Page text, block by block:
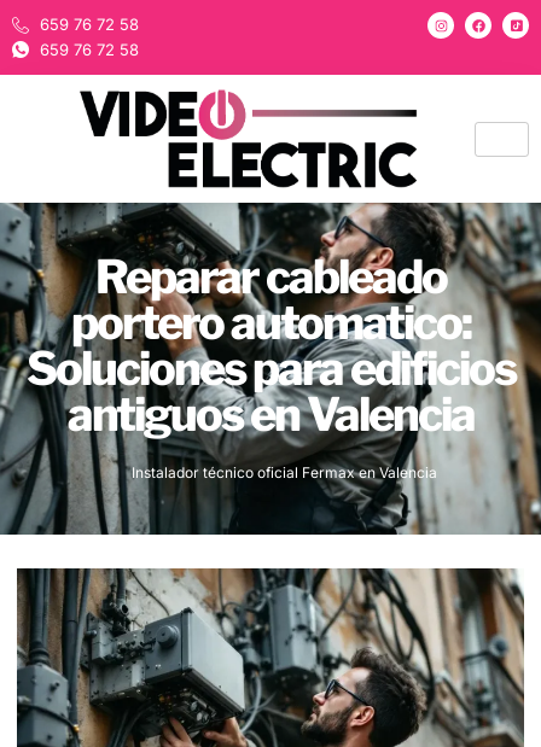
659 76 72 58
659 76 72 58
Reparar cableado
portero automatico:
Soluciones para edificios
antiguos en Valencia
Instalador técnico oficial Fermax en Valencia